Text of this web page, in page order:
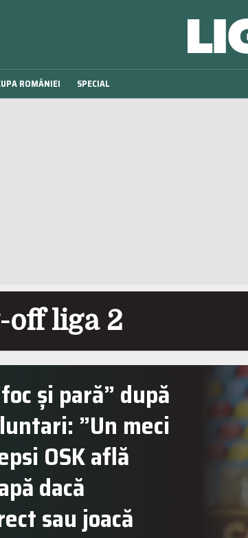
ROMÂNIEI SPECIAL
off liga 2
și pară” după
”Un meci
OSK află
dacă
sau joacă